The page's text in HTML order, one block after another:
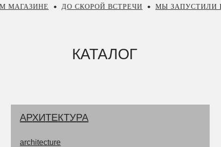
ДО СКОРОЙ ВСТРЕЧИ МЫ ЗАПУСТИЛИ
КАТАЛОГ
АРХИТЕКТУРА
architecture